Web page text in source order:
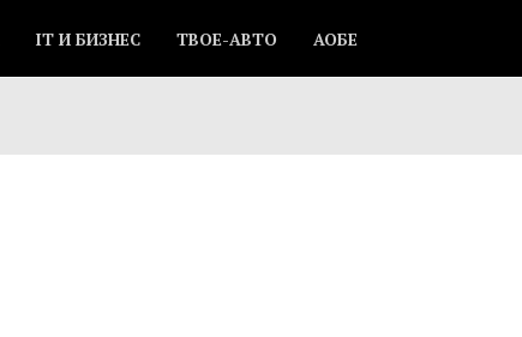
IT И БИЗНЕС ТВОЕ-АВТО АОБЕ